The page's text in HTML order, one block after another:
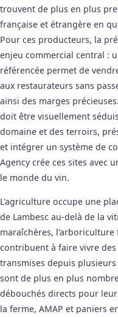
trouvent de plus en plus
française et étrangère en
Pour ces producteurs, la
enjeu commercial central :
référencée permet de
aux restaurateurs sans
ainsi des marges
doit être visuellement
domaine et des terroirs,
et intégrer un système de
Agency crée ces sites avec
le monde du vin.
L'agriculture occupe une
de Lambesc au-delà de la
maraîchères,
contribuent à faire vivre
transmises depuis
sont de plus en plus
débouchés directs pour
la ferme, AMAP et paniers